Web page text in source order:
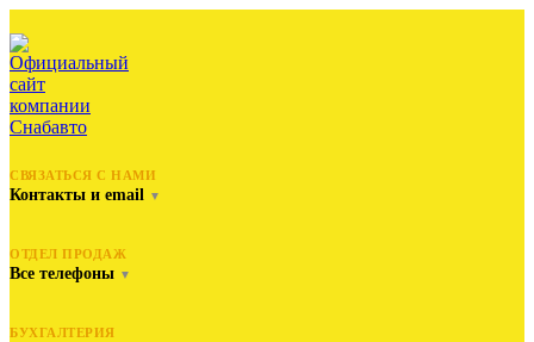
СВЯЗАТЬСЯ С НАМИ
Контакты и email ▼
ОТДЕЛ ПРОДАЖ
Все телефоны ▼
БУХГАЛТЕРИЯ